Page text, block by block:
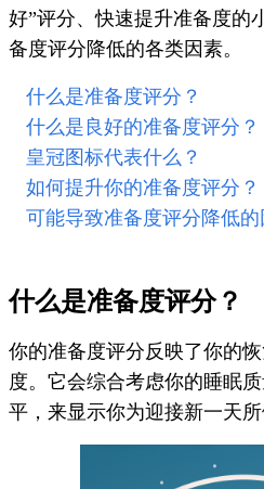
好”评分、快速提升准备度的
备度评分降低的各类因素。
什么是准备度评分？
什么是良好的准备度评分？
皇冠图标代表什么？
如何提升你的准备度评分？
可能导致准备度评分降低的
什么是准备度评分？
你的准备度评分反映了你的
度。它会综合考虑你的睡眠
平，来显示你为迎接新一天所